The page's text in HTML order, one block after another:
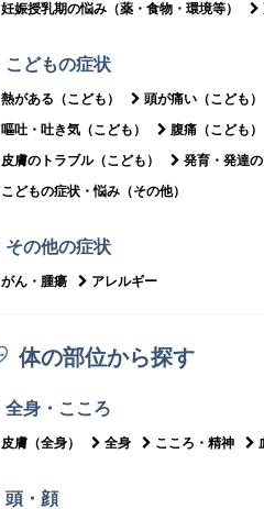
妊娠授乳期の悩み（薬・食物・環境等）
こどもの症状
熱がある（こども） 頭が痛い（こども）
嘔吐・吐き気（こども）
腹痛（こども）
皮膚のトラブル（こども）
発育・発達の
こどもの症状・悩み（その他）
その他の症状
がん・腫瘍 アレルギー
体の部位から探す
全身・こころ
皮膚（全身） 全身 こころ・精神
頭・顔